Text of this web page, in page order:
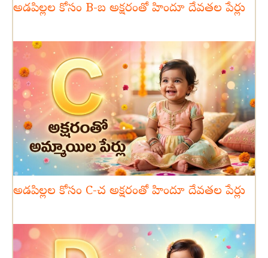
అడపిల్లల కోసం B-బ అక్షరంతో హిందూ దేవతల పేర్లు
అడపిల్లల కోసం C-చ అక్షరంతో హిందూ దేవతల పేర్లు